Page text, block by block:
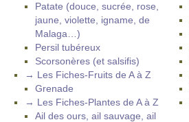
Patate (douce, sucrée, rose,
jaune, violette, igname, de
Malaga…)
Persil tubéreux
Scorsonères (et salsifis)
→ Les Fiches-Fruits de A à Z
Grenade
→ Les Fiches-Plantes de A à Z
Ail des ours, ail sauvage, ail